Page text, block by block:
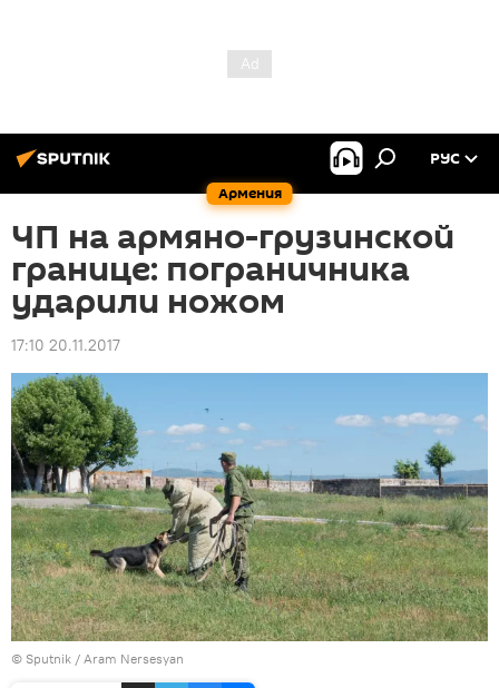
Армения
РУС
ЧП на армяно-грузинской
границе: пограничника
ударили ножом
17:10 20.11.2017
© Sputnik / Aram Nersesyan